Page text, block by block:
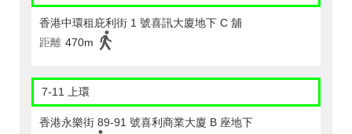
香港中環租庇利街 1 號喜訊大廈地下 C 舖
距離 470m
7-11 上環
香港永樂街 89-91 號喜利商業大廈 B 座地下